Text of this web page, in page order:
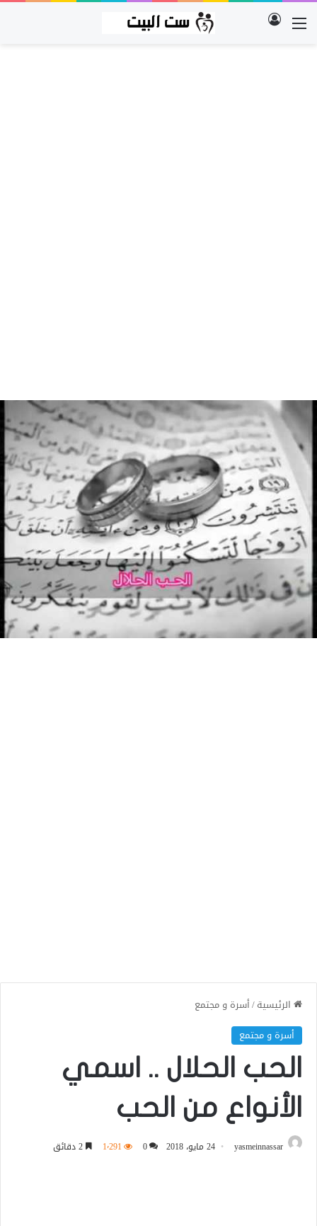
القائمة تسجيل الدخول
الرئيسية/أسرة و مجتمع
أسرة و مجتمع
الحب الحلال .. اسمي
الأنواع من الحب
yasmeinnassar 24 مايو، 2018 0 1٬291